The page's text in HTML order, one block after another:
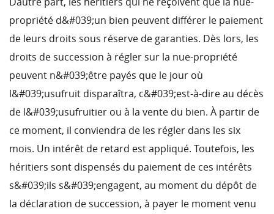
propriété d&#039;un bien peuvent différer le paiement
de leurs droits sous réserve de garanties. Dès lors, les
droits de succession à régler sur la nue-propriété
peuvent n&#039;être payés que le jour où
l&#039;usufruit disparaîtra, c&#039;est-à-dire au décès
de l&#039;usufruitier ou à la vente du bien. À partir de
ce moment, il conviendra de les régler dans les six
mois. Un intérêt de retard est appliqué. Toutefois, les
héritiers sont dispensés du paiement de ces intérêts
s&#039;ils s&#039;engagent, au moment du dépôt de
la déclaration de succession, à payer le moment venu